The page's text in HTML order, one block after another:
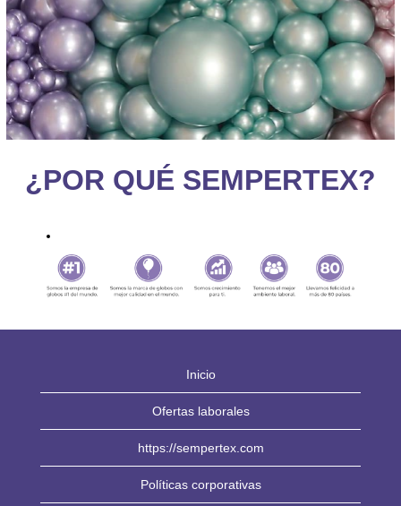
¿POR QUÉ SEMPERTEX?
Inicio
Ofertas laborales
https://sempertex.com
Políticas corporativas